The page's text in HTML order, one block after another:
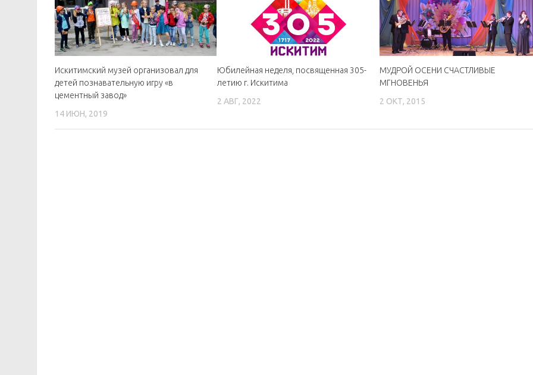
Искитимский музей организовал для
детей познавательную игру «в
цементный завод»
14 ИЮН, 2019
Юбилейная неделя, посвященная 305-
летию г. Искитима
2 АВГ, 2022
МУДРОЙ ОСЕНИ СЧАСТЛИВЫЕ
МГНОВЕНЬЯ
2 ОКТ, 2015